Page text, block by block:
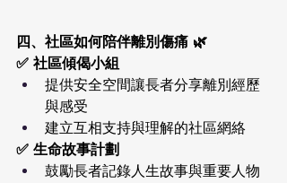
四、社區如何陪伴離別傷痛 🌿
✅ 社區傾偈小組
提供安全空間讓長者分享離別經歷
與感受
建立互相支持與理解的社區網絡
✅ 生命故事計劃
鼓勵長者記錄人生故事與重要人物